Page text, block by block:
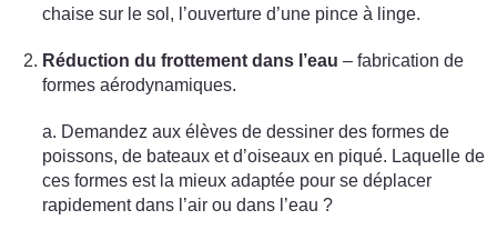
chaise sur le sol, l’ouverture d’une pince à linge.
Réduction du frottement dans l’eau – fabrication de
formes aérodynamiques.
a. Demandez aux élèves de dessiner des formes de
poissons, de bateaux et d’oiseaux en piqué. Laquelle de
ces formes est la mieux adaptée pour se déplacer
rapidement dans l’air ou dans l’eau ?